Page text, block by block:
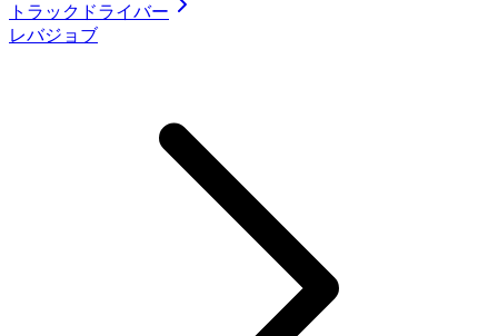
トラックドライバー
レバジョブ